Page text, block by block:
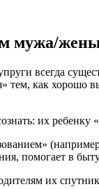
мужа/
всегда
тем, как хорошо
их ребенку
помогает в
их